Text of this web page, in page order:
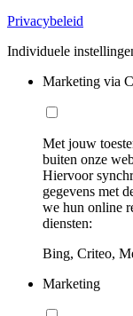
Privacybeleid
Individuele
Marketing via
Met jouw
buiten onze
Hiervoor
gegevens met
we hun online
diensten:
Bing, Criteo,
Marketing